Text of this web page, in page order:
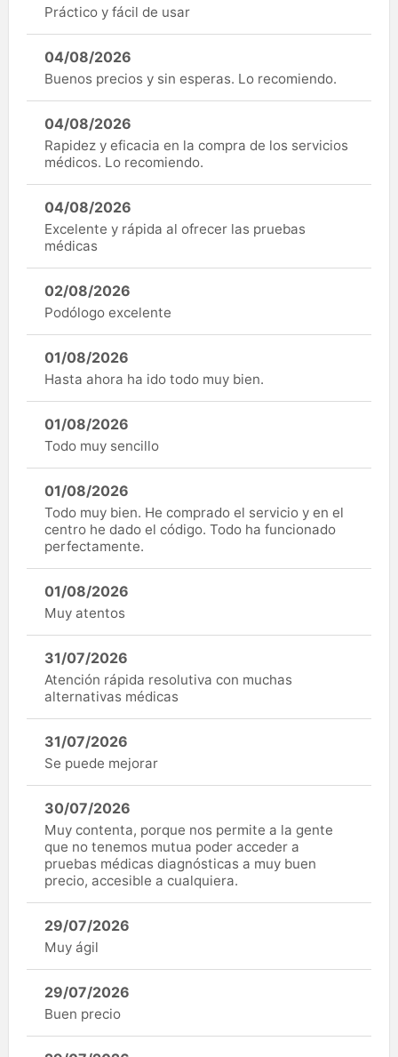
Práctico y fácil de usar
04/08/2026
Buenos precios y sin esperas. Lo recomiendo.
04/08/2026
Rapidez y eficacia en la compra de los servicios
médicos. Lo recomiendo.
04/08/2026
Excelente y rápida al ofrecer las pruebas
médicas
02/08/2026
Podólogo excelente
01/08/2026
Hasta ahora ha ido todo muy bien.
01/08/2026
Todo muy sencillo
01/08/2026
Todo muy bien. He comprado el servicio y en el
centro he dado el código. Todo ha funcionado
perfectamente.
01/08/2026
Muy atentos
31/07/2026
Atención rápida resolutiva con muchas
alternativas médicas
31/07/2026
Se puede mejorar
30/07/2026
Muy contenta, porque nos permite a la gente
que no tenemos mutua poder acceder a
pruebas médicas diagnósticas a muy buen
precio, accesible a cualquiera.
29/07/2026
Muy ágil
29/07/2026
Buen precio